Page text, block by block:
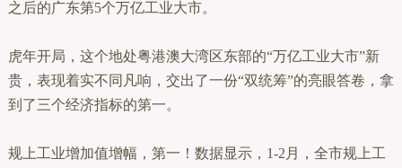
之后的广东第5个万亿工业大市。
虎年开局，这个地处粤港澳大湾区东部的“万亿工业大市”新
贵，表现着实不同凡响，交出了一份“双统筹”的亮眼答卷，拿
到了三个经济指标的第一。
规上工业增加值增幅，第一！数据显示，1-2月，全市规上工